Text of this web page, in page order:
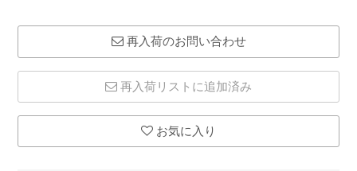
再入荷のお問い合わせ
再入荷リストに追加済み
お気に入り